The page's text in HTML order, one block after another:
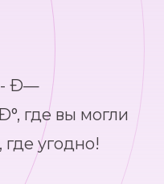
- Ð—
где вы могли
где угодно!